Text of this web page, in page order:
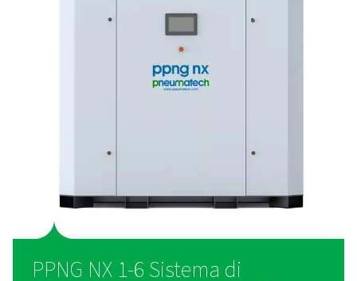
Progettato per
impegnative
il settore petrolifero e del gas.